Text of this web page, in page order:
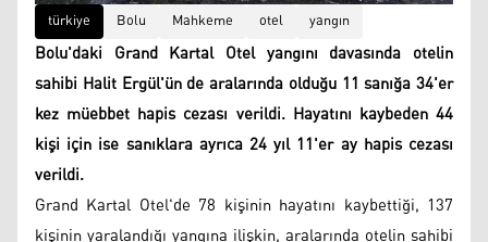
türkiye Bolu Mahkeme otel yangın
Bolu'daki Grand Kartal Otel yangını davasında otelin
sahibi Halit Ergül'ün de aralarında olduğu 11 sanığa 34'er
kez müebbet hapis cezası verildi. Hayatını kaybeden 44
kişi için ise sanıklara ayrıca 24 yıl 11'er ay hapis cezası
verildi.
Grand Kartal Otel'de 78 kişinin hayatını kaybettiği, 137